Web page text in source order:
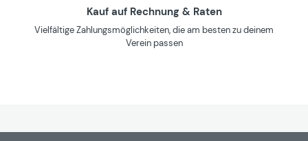
Kauf auf Rechnung & Raten
Vielfältige Zahlungsmöglichkeiten, die am besten zu deinem
Verein passen